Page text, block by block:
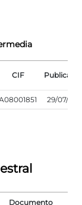
CIF
29/07/
Documento